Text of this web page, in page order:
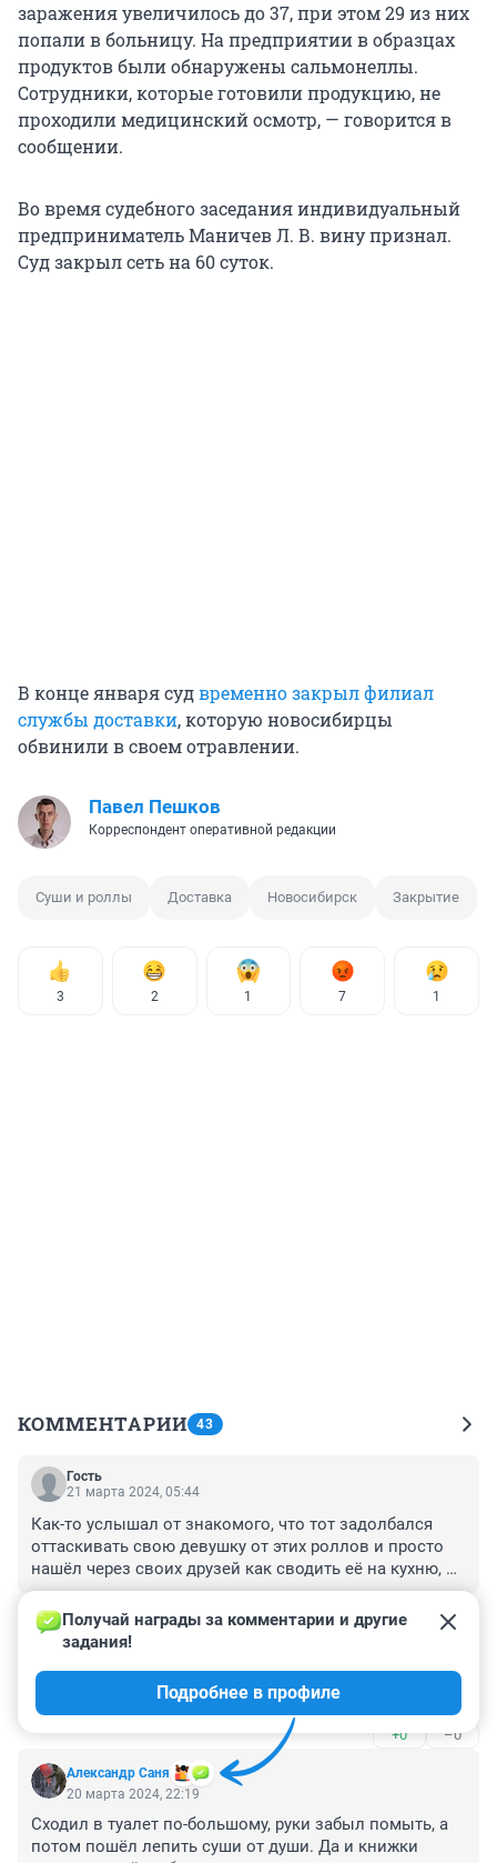
заражения увеличилось до 37, при этом 29 из них
попали в больницу. На предприятии в образцах
продуктов были обнаружены сальмонеллы.
Сотрудники, которые готовили продукцию, не
проходили медицинский осмотр, — говорится в
сообщении.
Во время судебного заседания индивидуальный
предприниматель Маничев Л. В. вину признал.
Суд закрыл сеть на 60 суток.
В конце января судвременно закрыл филиал
службы доставки, которую новосибирцы
обвинили в своем отравлении.
Павел Пешков
Корреспондент оперативной редакции
Суши и роллы Доставка Новосибирск Закрытие
3 2 1 7 1
КОММЕНТАРИИ 43
Гость
21 марта 2024, 05:44
Как-то услышал от знакомого, что тот задолбался
оттаскивать свою девушку от этих роллов и просто
нашёл через своих друзей как сводить её на кухню,
где роллы готовят. Она "чуть не про**валась" и
больше просила заказать роллы... я к тому-же выводу
плюс минус пришёл уже потому, что просто купив
ценник, как у доставки на дом... ну наверное ж это
ЖЖж не спроста?
–0
Гость
Через два месяца откроются и траванут кого нить...
+0 –0
Александр Саня
Получай награды за комментарии и другие
задания!
Подробнее в профиле
20 марта 2024, 22:19
Сходил в туалет по-большому, руки забыл помыть, а
потом пошёл лепить суши от души. Да и книжки